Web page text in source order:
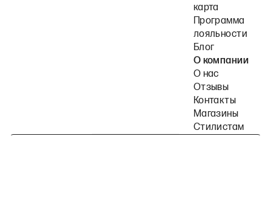
карта
Программа
лояльности
Блог
О компании
О нас
Отзывы
Контакты
Магазины
Стилистам